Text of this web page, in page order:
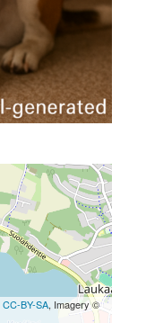
CC-BY-SA, Imagery ©